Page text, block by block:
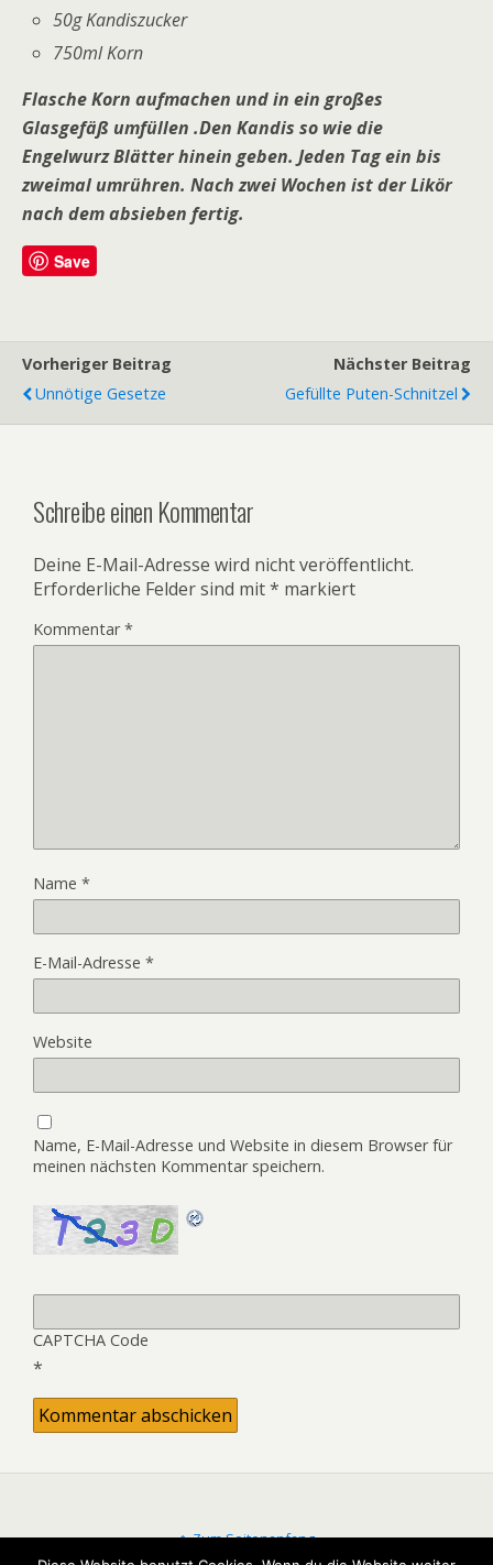
50g Kandiszucker
750ml Korn
Flasche Korn aufmachen und in ein großes
Glasgefäß umfüllen .Den Kandis so wie die
Engelwurz Blätter hinein geben. Jeden Tag ein bis
zweimal umrühren. Nach zwei Wochen ist der Likör
nach dem absieben fertig.
Save
Vorheriger Beitrag
Unnötige Gesetze
Nächster Beitrag
Gefüllte Puten-Schnitzel
Schreibe einen Kommentar
Deine E-Mail-Adresse wird nicht veröffentlicht.
Erforderliche Felder sind mit* markiert
Kommentar*
Name *
E-Mail-Adresse *
Website
Name, E-Mail-Adresse und Website in diesem Browser für
meinen nächsten Kommentar speichern.
CAPTCHA Code
*
Zum Seitenanfang